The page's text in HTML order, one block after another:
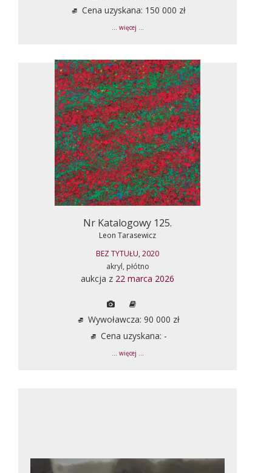
Cena uzyskana: 150 000 zł
... więcej ...
Nr Katalogowy 125.
Leon Tarasewicz
BEZ TYTUŁU, 2020
akryl, płótno
aukcja z 22 marca 2026
Wywoławcza: 90 000 zł
Cena uzyskana: -
... więcej ...